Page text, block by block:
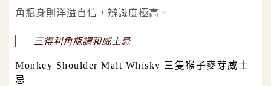
角瓶身則洋溢自信，辨識度極高。
三得利角瓶調和威士忌
Monkey Shoulder Malt Whisky 三隻猴子麥芽威士
忌